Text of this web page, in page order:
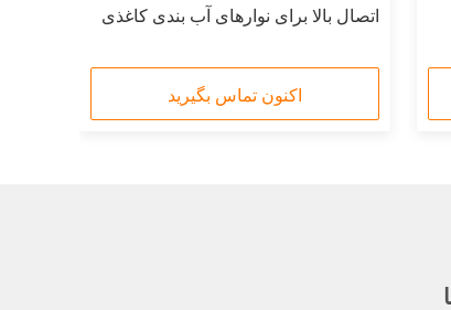
اتصال بالا برای نوارهای آب بندی کاغذی
اکنون تماس بگیرید